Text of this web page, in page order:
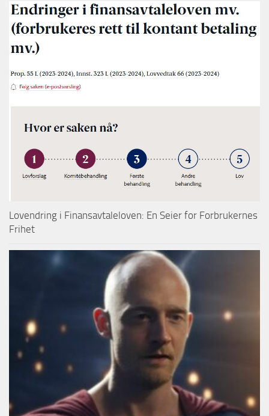
Lovendring i Finansavtaleloven: En Seier for Forbrukernes
Frihet